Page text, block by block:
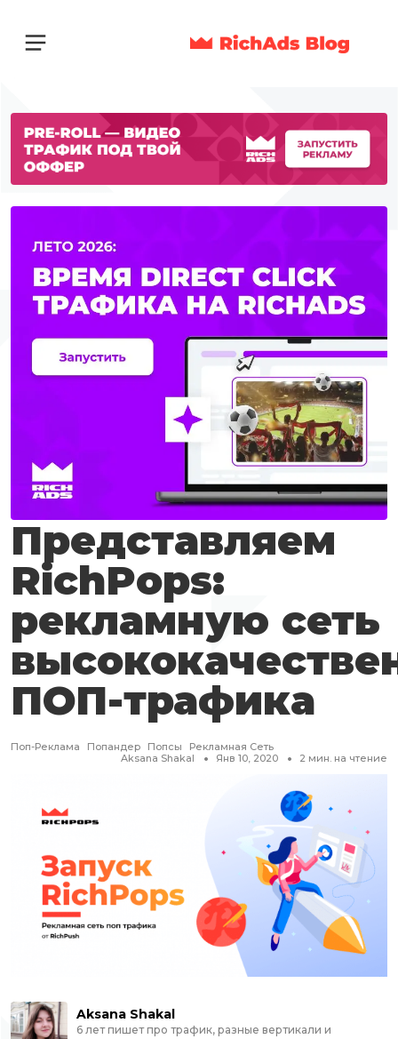
Представляем
RichPops:
рекламную сеть
ПОП-трафика
Поп-Реклама Попандер Попсы
Рекламная Сеть
Aksana Shakal
Янв 10, 2020 2 мин. на чтение
Aksana Shakal
6 лет пишет про трафик, разные вертикали и